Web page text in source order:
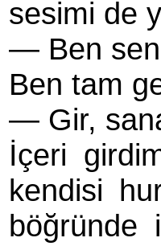
sesimi de
— Ben
Ben tam
— Gir,
İçeri
kendisi
böğründe